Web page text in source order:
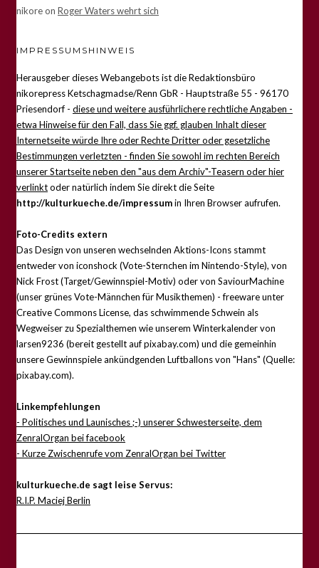
nikoreon Roger Waters wehrt sich
IMPRESSUMSHINWEIS
Herausgeber dieses Webangebots ist die Redaktionsbüro
nikorepress Ketschagmadse/Renn GbR - Hauptstraße 55 - 96170
Priesendorf - diese und weitere ausführlichere rechtliche Angaben -
etwa Hinweise für den Fall, dass Sie ggf. glauben Inhalt dieser
Internetseite würde Ihre oder Rechte Dritter oder gesetzliche
Bestimmungen verletzten - finden Sie sowohl im rechten Bereich
unserer Startseite neben den "aus dem Archiv"-Teasern oder hier
verlinktoder natürlich indem Sie direkt die Seite
http://kulturkueche.de/impressumin Ihren Browser aufrufen.
Foto-Credits extern
Das Design von unseren wechselnden Aktions-Icons stammt
entweder von iconshock (Vote-Sternchen im Nintendo-Style), von
Nick Frost (Target/Gewinnspiel-Motiv) oder von SaviourMachine
(unser grünes Vote-Männchen für Musikthemen) - freeware unter
Creative Commons License, das schwimmende Schwein als
Wegweiser zu Spezialthemen wie unserem Winterkalender von
larsen9236 (bereit gestellt auf pixabay.com) und die gemeinhin
unsere Gewinnspiele ankündgenden Luftballons von "Hans" (Quelle:
pixabay.com).
Linkempfehlungen
- Politisches und Launisches ;-) unserer Schwesterseite, dem
ZenralOrgan bei facebook
- Kurze Zwischenrufe vom ZenralOrgan bei Twitter
kulturkueche.de sagt leise Servus:
R.I.P. Maciej Berlin